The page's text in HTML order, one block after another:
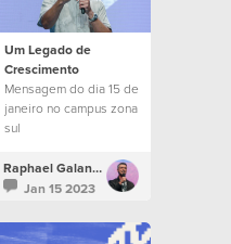
Um Legado de
Crescimento
Mensagem do dia 15 de
janeiro no campus zona
sul
Raphael Galante
Jan 15 2023